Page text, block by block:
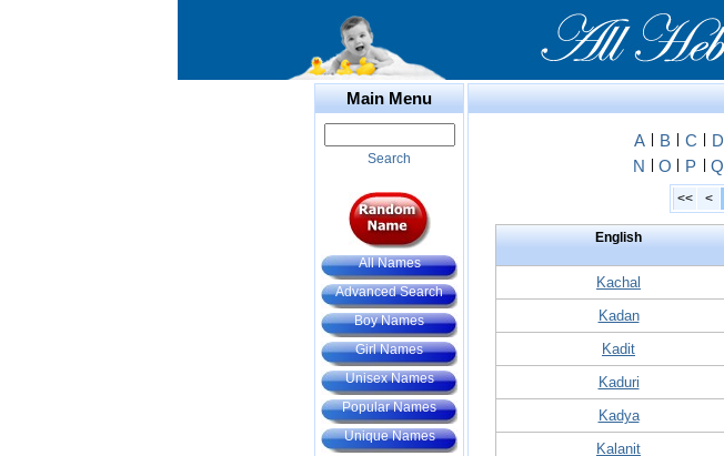
Main Menu
Search
All Names
Advanced Search
Boy Names
Girl Names
Unisex Names
Popular Names
Unique Names
A B C D
N
O P Q
<< <
English
Kachal
Kadan
Kadit
Kaduri
Kadya
Kalanit